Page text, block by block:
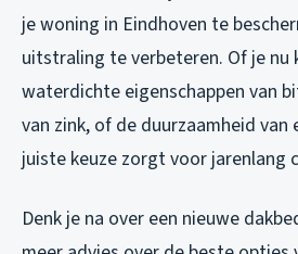
je woning in Eindhoven te
uitstraling te verbeteren. Of je nu
waterdichte eigenschappen van
van zink, of de duurzaamheid van
juiste keuze zorgt voor jarenlang
Denk je na over een nieuwe